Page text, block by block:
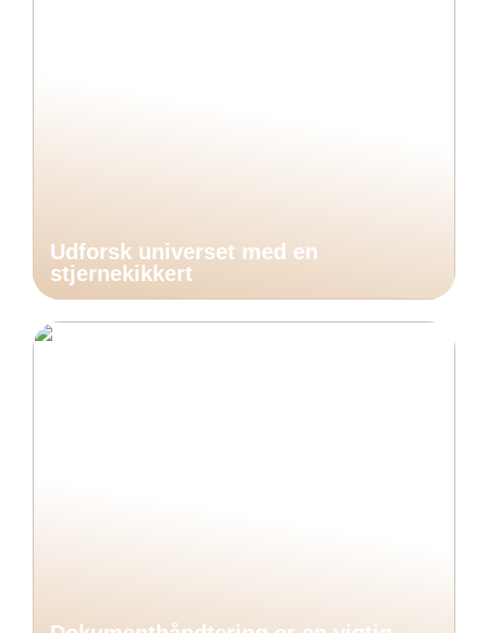
Udforsk universet med en
stjernekikkert